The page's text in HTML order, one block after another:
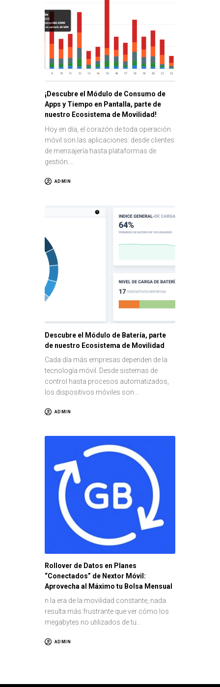
¡Descubre el Módulo de Consumo de
Apps y Tiempo en Pantalla, parte de
nuestro Ecosistema de Movilidad!
Hoy en día, el corazón de toda operación
móvil son las aplicaciones: desde clientes
de mensajería hasta plataformas de
gestión.…
ADMIN
Descubre el Módulo de Batería, parte
de nuestro Ecosistema de Movilidad
Cada día más empresas dependen de la
tecnología móvil. Desde sistemas de
control hasta procesos automatizados,
los dispositivos móviles son…
ADMIN
Rollover de Datos en Planes
“Conectados” de Nextor Móvil:
Aprovecha al Máximo tu Bolsa Mensual
n la era de la movilidad constante, nada
resulta más frustrante que ver cómo los
megabytes no utilizados de tu…
ADMIN